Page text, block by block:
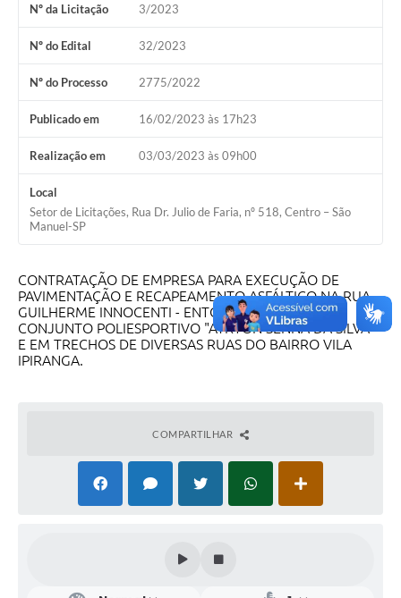
Nº da Licitação 3/2023
Nº do Edital 32/2023
Nº do Processo 2775/2022
Publicado em 16/02/2023 às 17h23
Realização em 03/03/2023 às 09h00
Local
Setor de Licitações, Rua Dr. Julio de Faria, nº 518, Centro – São
Manuel-SP
CONTRATAÇÃO DE EMPRESA PARA EXECUÇÃO DE
PAVIMENTAÇÃO E RECAPEAMENTO ASFÁLTICO NA RUA
GUILHERME INNOCENTI - ENTORNO DO
CONJUNTO POLIESPORTIVO "AYRTON SENNA DA SILVA"
E EM TRECHOS DE DIVERSAS RUAS DO BAIRRO VILA
IPIRANGA.
COMPARTILHAR